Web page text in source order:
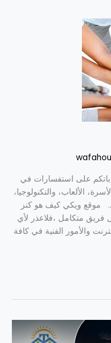
على استفسارات في
الألعاب، والتكنولوجيا،
موقع ويكي كيف هو كنز
فريق متكامل ،فلاعذر لأي
والأمور الفنية في كافة